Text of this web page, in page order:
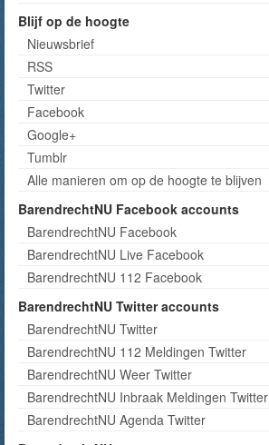
Blijf op de hoogte
Nieuwsbrief
RSS
Twitter
Facebook
Google+
Tumblr
Alle manieren om op de hoogte te blijven
BarendrechtNU Facebook accounts
BarendrechtNU Facebook
BarendrechtNU Live Facebook
BarendrechtNU 112 Facebook
BarendrechtNU Twitter accounts
BarendrechtNU Twitter
BarendrechtNU 112 Meldingen Twitter
BarendrechtNU Weer Twitter
BarendrechtNU Inbraak Meldingen Twitter
BarendrechtNU Agenda Twitter